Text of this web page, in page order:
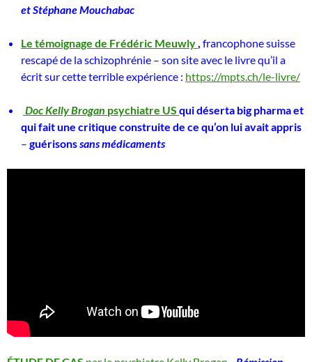
et Stéphane Mouchabac
Le témoignage de Frédéric Meuwly, francophone suisse
rescapé de la schizophrénie – son site avec le livre qu’il a
écrit sur cette terrible expérience : https://mpts.ch/le-livre/
Doc Kelly Brogan psychiatre US qui déserta big pharma et
qui fait une critique construite de ce qu’on lui avait appris
– guérisonssans médicaments